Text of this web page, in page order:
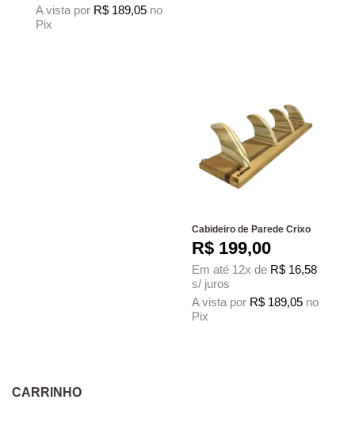
A vista por R$ 189,05 no
Pix
Cabideiro de Parede Crixo
R$ 199,00
Em até 12x de R$ 16,58
s/ juros
A vista por R$ 189,05 no
Pix
CARRINHO